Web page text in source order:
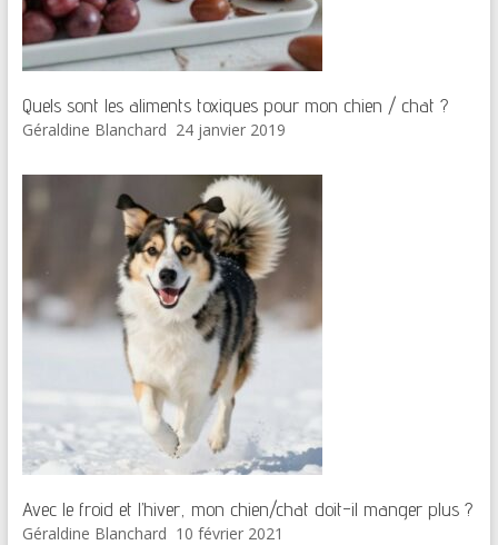
Quels sont les aliments toxiques pour mon chien / chat ?
Géraldine Blanchard 24 janvier 2019
Avec le froid et l’hiver, mon chien/chat doit-il manger plus ?
Géraldine Blanchard 10 février 2021